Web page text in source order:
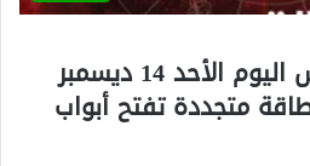
بالتفاصيل: برج القوس اليوم الأحد 14 ديسمبر
متجددة تفتح أبواب